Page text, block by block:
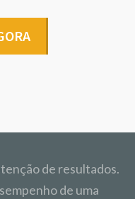
de resultados.
de uma